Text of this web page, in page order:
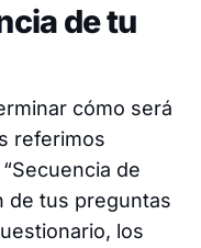
de tu
cómo será
referimos
de
de tus preguntas
los